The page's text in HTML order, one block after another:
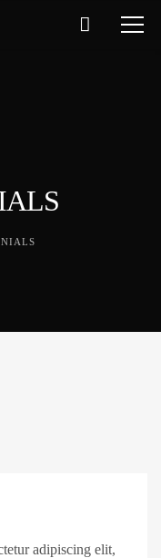
adipiscing elit,